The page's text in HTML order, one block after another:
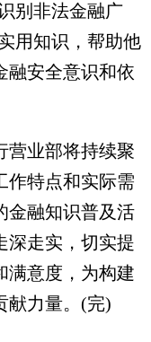
别非法金融广
用知识，帮助他
融安全意识和依
业部将持续聚
作特点和实际需
金融知识普及活
深走实，切实提
满意度，为构建
献力量。(完)